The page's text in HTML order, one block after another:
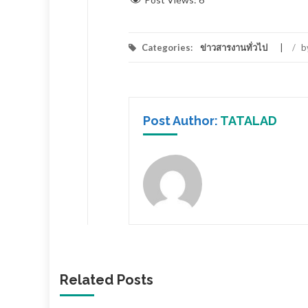
Categories: ข่าวสารงานทั่วไป /
Post Author: TATALAD
Related Posts